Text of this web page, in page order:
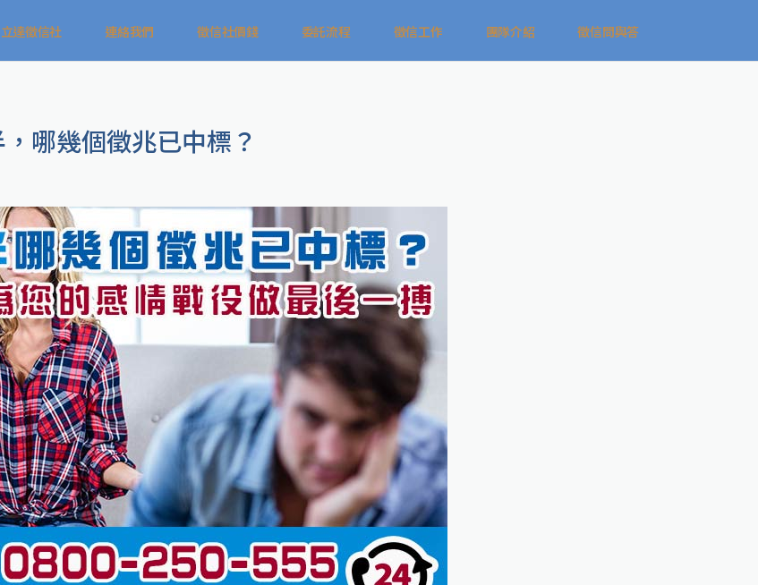
立達徵信社 連絡我們 徵信社價錢 委託流程 徵信工作 團隊介紹 徵信問與答
哪幾個徵兆已中標？